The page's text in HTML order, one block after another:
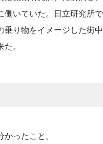
働いていた。日立研究所
り物をイメージした街
。
ったこと。